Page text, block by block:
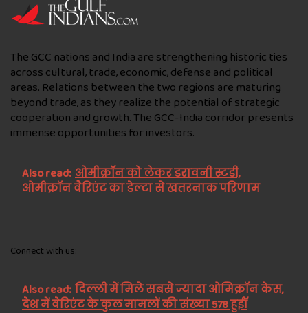
The GCC nations and India are strengthening historic ties
across cultural, trade, economic, defense and political
areas. Relations between the two regions are maturing
beyond trade, as they realize the potential of strategic
cooperation and growth. The GCC-India corridor presents
immense opportunities for investors.
Also read: ओमीक्रॉन को लेकर डरावनी स्टडी,
ओमीक्रॉन वैरिएंट का डेल्टा से खतरनाक परिणाम
Connect with us:
Also read: दिल्ली में मिले सबसे ज्यादा ओमिक्रॉन केस,
देश में वेरिएंट के कुल मामलों की संख्या 578 हुईॉ